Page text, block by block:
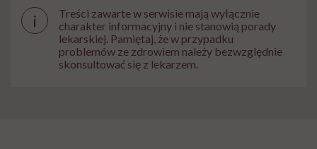
i
Treści zawarte w serwisie mają wyłącznie
charakter informacyjny i nie stanowią porady
lekarskiej. Pamiętaj, że w przypadku
problemów ze zdrowiem należy bezwzględnie
skonsultować się z lekarzem.